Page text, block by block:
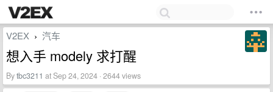
V2EX › 汽车
想入手 modely 求打醒
Bytbc3211 at Sep 24, 2024 · 2644 views